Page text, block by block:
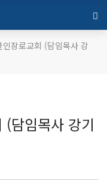
장로교회 (담임목사 강
담임목사 강기